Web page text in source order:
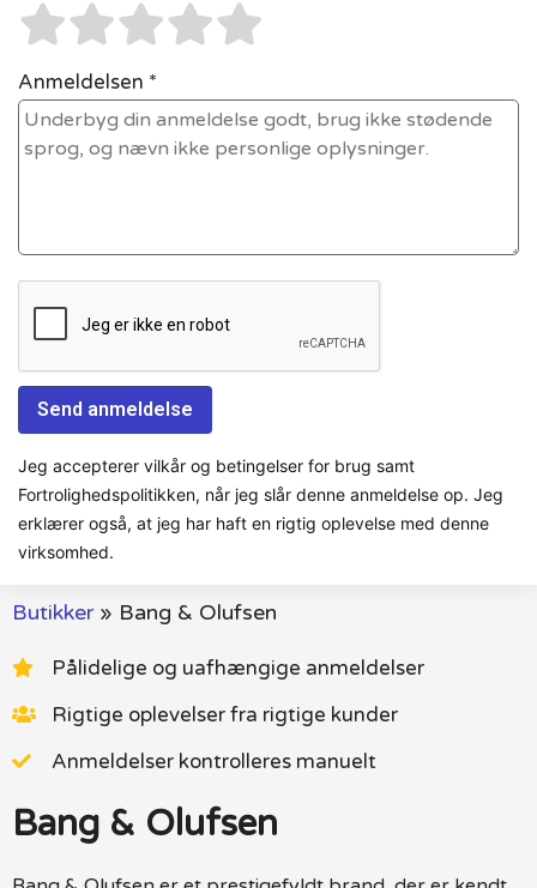
Anmeldelsen *
Jeg accepterer vilkår og betingelser for brug samt
Fortrolighedspolitikken, når jeg slår denne anmeldelse op. Jeg
erklærer også, at jeg har haft en rigtig oplevelse med denne
virksomhed.
Butikker» Bang & Olufsen
Pålidelige og uafhængige anmeldelser
Rigtige oplevelser fra rigtige kunder
Anmeldelser kontrolleres manuelt
Bang & Olufsen